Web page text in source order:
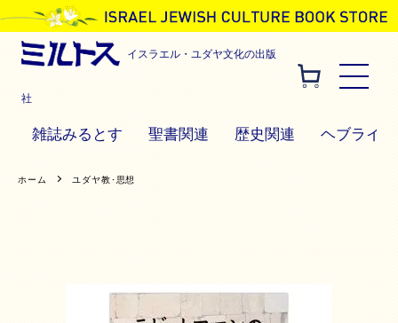
イスラエル・ユダヤ文化の出版
社
雑誌みるとす 聖書関連 歴史関連 ヘブライ
ホーム ユダヤ教･思想